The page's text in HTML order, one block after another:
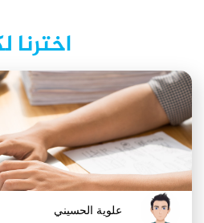
اخترنا
علوية الحسيني